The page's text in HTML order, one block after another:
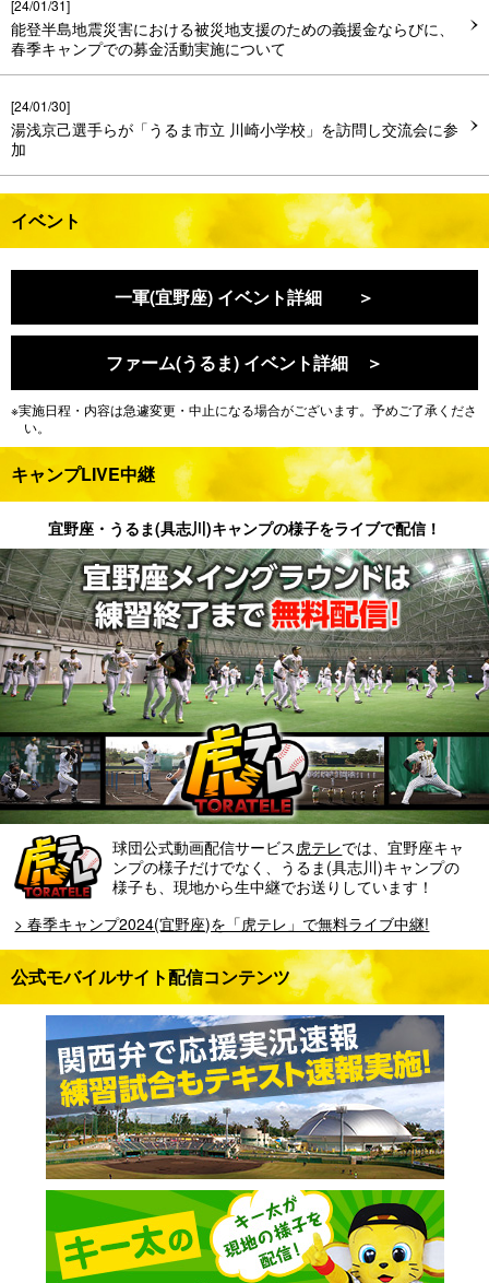
[24/01/31]
能登半島地震災害における被災地支援のための義援金ならびに、
春季キャンプでの募金活動実施について
[24/01/30]
湯浅京己選手らが「うるま市立 川崎小学校」を訪問し交流会に参
加
中野拓夢選手らが「宜野座村立 宜野座中学校」を訪問し交流会に
参加
春季キャンプ2024(宜野座)を「虎テレ」で無料ライブ中継!
[24/01/19]
春季一軍キャンプメンバーについて
[24/01/10]
春季キャンプの日程および期間中の対外試合について
イベント
一軍(宜野座) イベント詳細 ＞
ファーム(うるま) イベント詳細 ＞
※実施日程・内容は急遽変更・中止になる場合がございます。予めご了承くださ
い。
キャンプLIVE中継
宜野座・うるま(具志川)キャンプの様子をライブで配信！
球団公式動画配信サービス虎テレでは、宜野座キャ
ンプの様子だけでなく、うるま(具志川)キャンプの
様子も、現地から生中継でお送りしています！
> 春季キャンプ2024(宜野座)を「虎テレ」で無料ライブ中継!
公式モバイルサイト配信コンテンツ